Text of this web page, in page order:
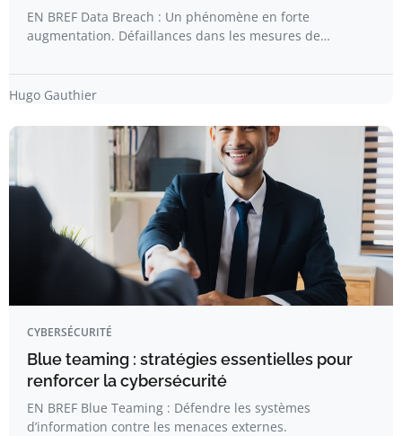
EN BREF Data Breach : Un phénomène en forte
augmentation. Défaillances dans les mesures de…
Hugo Gauthier
CYBERSÉCURITÉ
Blue teaming : stratégies essentielles pour
renforcer la cybersécurité
EN BREF Blue Teaming : Défendre les systèmes
d’information contre les menaces externes.